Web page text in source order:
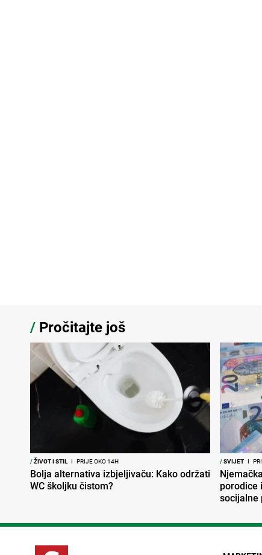
/ Pročitajte još
/ŽIVOT I STIL I PRIJE OKO 14H
Bolja alternativa izbjeljivaču: Kako održati
WC školjku čistom?
/SVIJET I
porodice
socijalne